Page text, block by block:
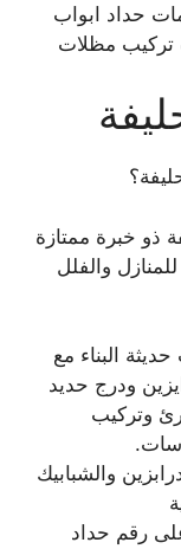
حداد ابواب
تركيب مظلات
ذو خبرة ممتازة
والفلل
البناء مع
ودرج حديد
وتركيب
والشبابيك
رقم حداد